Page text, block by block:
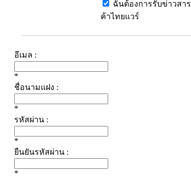
ฉันต้องการรับข่าวสา
ค้าไทยแวร์
อีเมล :
*
ชื่อนามแฝง :
*
รหัสผ่าน :
*
ยืนยันรหัสผ่าน :
*